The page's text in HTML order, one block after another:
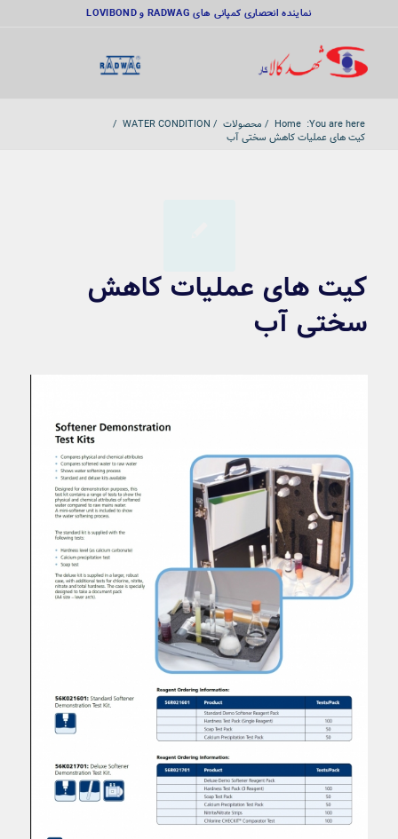
نماینده انحصاری کمپانی های RADWAG و LOVIBOND
You are here:
Home
/ محصولات /
WATER CONDITION
/
کیت های عملیات کاهش سختی آب
کیت های عملیات کاهش
سختی آب